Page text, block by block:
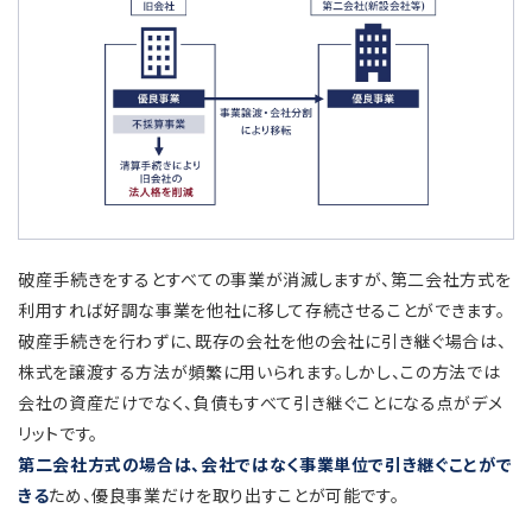
破産手続きをするとすべての事業が消滅しますが、第二会社方式を
利用すれば好調な事業を他社に移して存続させることができます。
破産手続きを行わずに、既存の会社を他の会社に引き継ぐ場合は、
株式を譲渡する方法が頻繁に用いられます。しかし、この方法では
会社の資産だけでなく、負債もすべて引き継ぐことになる点がデメ
リットです。
第二会社方式の場合は、会社ではなく事業単位で引き継ぐことがで
きるため、優良事業だけを取り出すことが可能です。